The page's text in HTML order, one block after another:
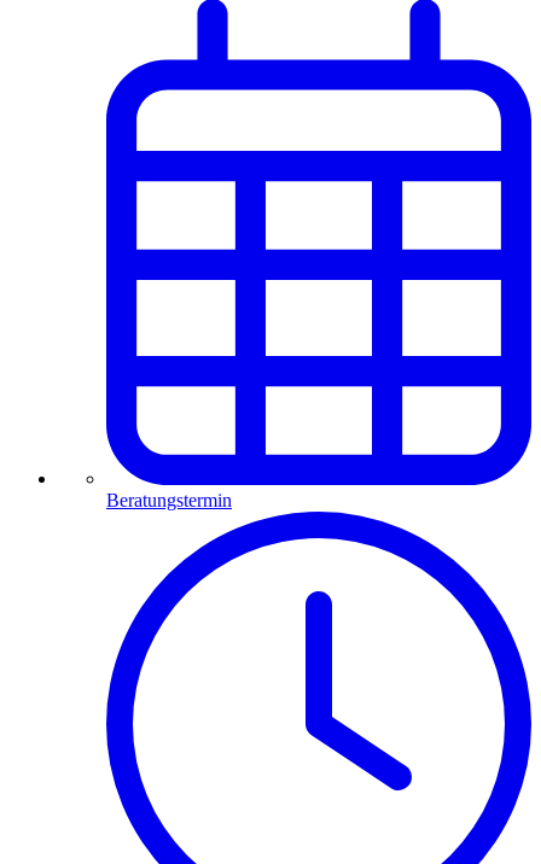
Beratungstermin